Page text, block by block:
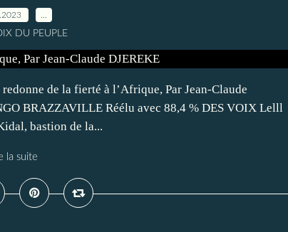
DU PEUPLE
de la fierté à l’Afrique, Par Jean-Claude
BRAZZAVILLE Réélu avec 88,4 % DES VOIX Lelll
bastion de la...
la suite